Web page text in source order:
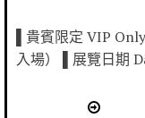
▌貴賓限定 VIP
入場） ▌展覽日期